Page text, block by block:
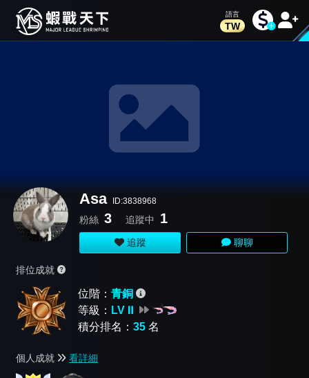
TW
Asa ID:3838968
粉絲 3 追蹤中 1
追蹤 聊聊
排位成就
位階： 青銅
等級： LV Ⅱ
積分排名： 35 名
個人成就 看詳細